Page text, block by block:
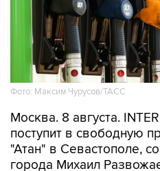
Фото: Максим Чурусов/ТАСС
Москва. 8 августа.
поступит в свободную
"Атан" в Севастополе,
города Михаил